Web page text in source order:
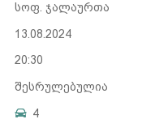
სოფ. ჯალაურთა
13.08.2024
20:30
შესრულებულია
4